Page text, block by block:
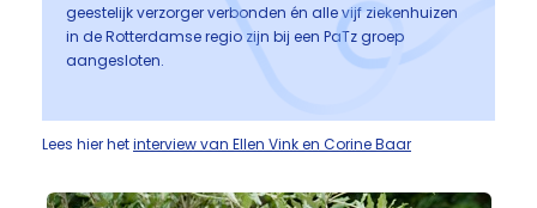
geestelijk verzorger verbonden én alle vijf ziekenhuizen
in de Rotterdamse regio zijn bij een PaTz groep
aangesloten.
Lees hier hetinterview van Ellen Vink en Corine Baar